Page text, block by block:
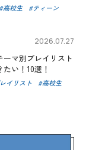
高校生
ティーン
2026.07.27
ーマ別プレイリスト
い！10選！
イリスト
高校生